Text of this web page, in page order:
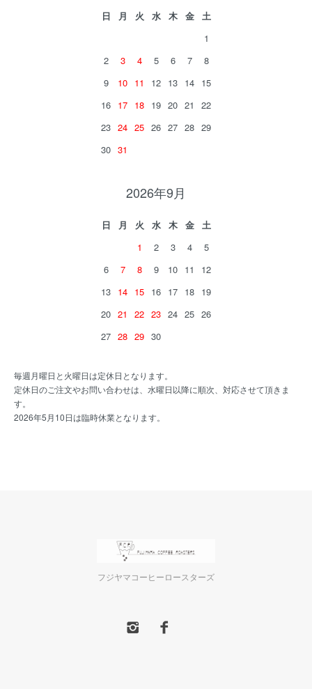
日 月 火 水 木 金
土
1
2
3 4 5 6 7
8
9
10 11 12 13 14 15
16 17 18 19 20 21
22
23 24 25 26 27 28 29
30 31
2026年9月
日 月 火 水 木 金
土
1
2 3 4
5
6
7 8 9 10 11
12
13 14 15 16 17 18 19
20 21 22 23 24 25 26
27 28 29 30
毎週月曜日と火曜日は定休日となります。
定休日のご注文やお問い合わせは、水曜日以降に順次、対応させて頂きま
す。
2026年5月10日は臨時休業となります。
フジヤマコーヒーロースターズ